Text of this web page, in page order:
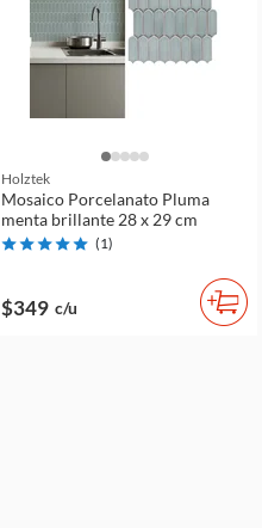
Holztek
Mosaico Porcelanato Pluma
menta brillante 28 x 29 cm
(1)
$349 c/u